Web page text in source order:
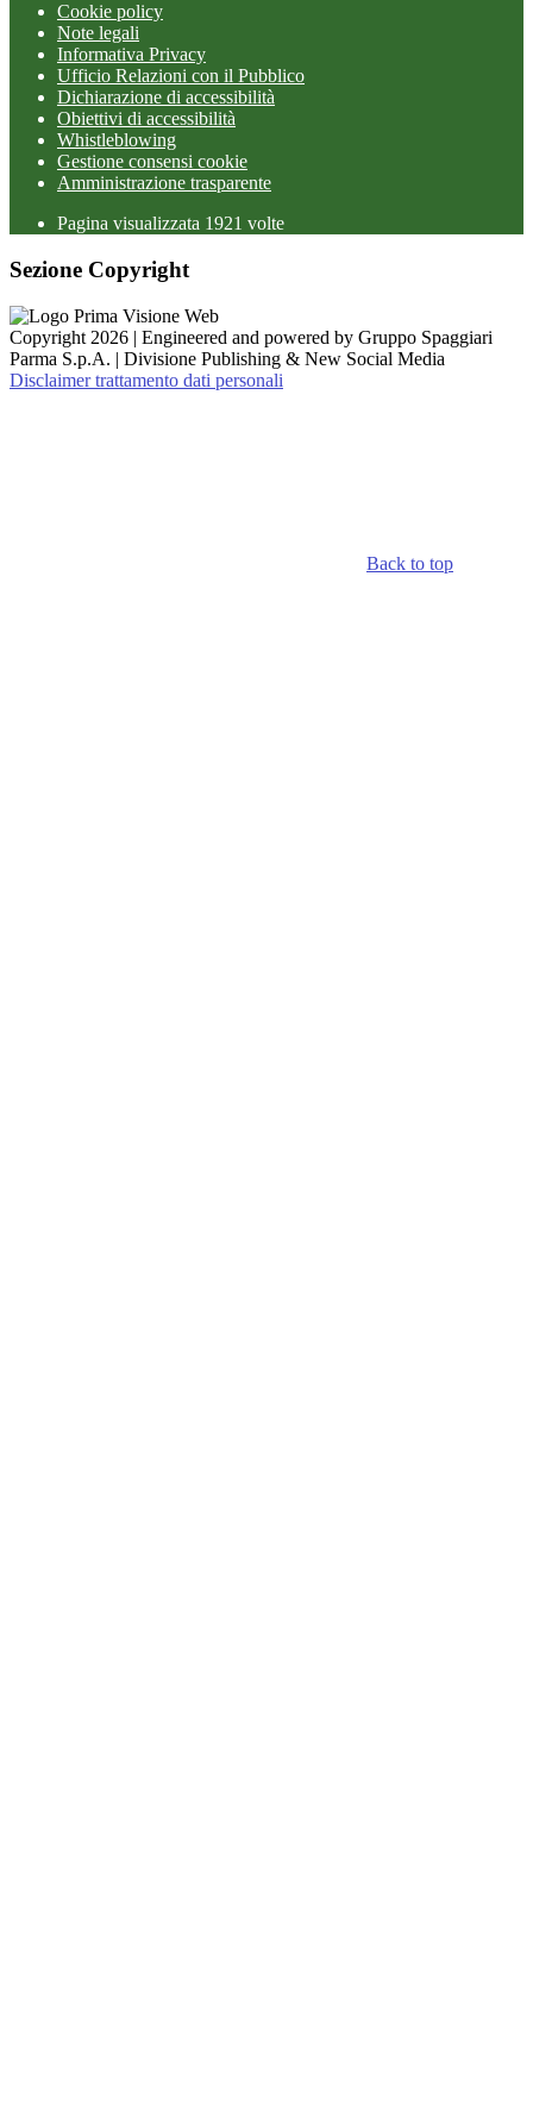
Cookie policy
Note legali
Informativa Privacy
Ufficio Relazioni con il Pubblico
Dichiarazione di accessibilità
Obiettivi di accessibilità
Whistleblowing
Gestione consensi cookie
Amministrazione trasparente
Pagina visualizzata 1921 volte
Sezione Copyright
Copyright 2026 | Engineered and powered by Gruppo Spaggiari
Parma S.p.A. | Divisione Publishing & New Social Media
Disclaimer trattamento dati personali
Back to top